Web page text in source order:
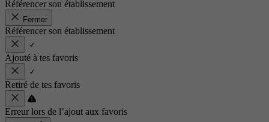
Référencer son établissement
Fermer
Référencer son établissement
Ajouté à tes favoris
Retiré de tes favoris
Erreur lors de l’ajout aux favoris